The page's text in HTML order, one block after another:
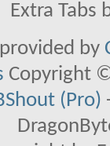
Extra Tabs
by
Copyright
(Pro)